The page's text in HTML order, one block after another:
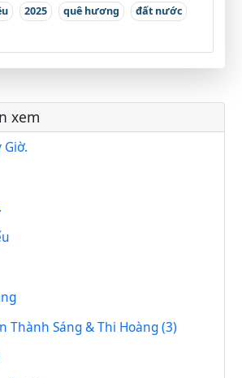
2025 quê hương
đất nước
xem
Giờ.
Thành Sáng & Thi Hoàng (3)